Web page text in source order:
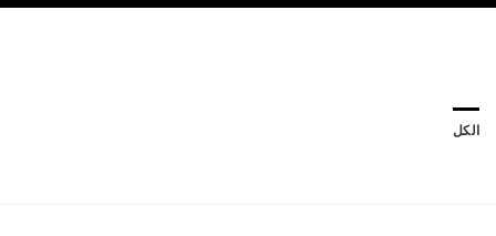
الكل